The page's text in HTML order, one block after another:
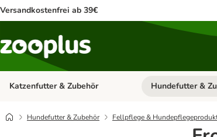
Versandkostenfrei ab 39€
Katzenfutter & Zubehör Kategorie-Menü
Hundefutter &
Hundefutter & Zubehör Fellpflege &